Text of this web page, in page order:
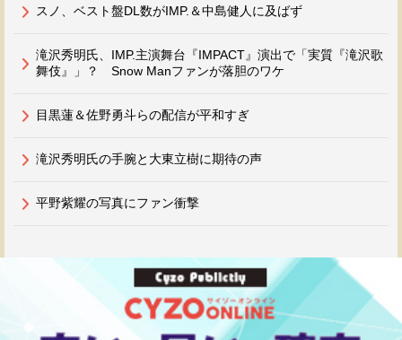
スノ、ベスト盤DL数がIMP.＆中島健人に及ばず
滝沢秀明氏、IMP.主演舞台『IMPACT』演出で「実質『滝沢歌
舞伎』」？ Snow Manファンが落胆のワケ
目黒蓮＆佐野勇斗らの配信が平和すぎ
滝沢秀明氏の手腕と大東立樹に期待の声
平野紫耀の写真にファン衝撃